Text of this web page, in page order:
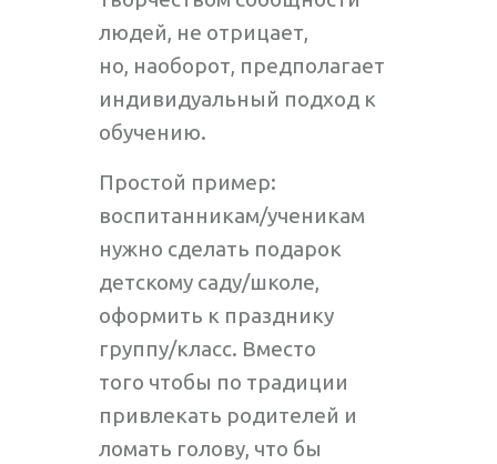
людей, не отрицает,
но, наоборот, предполагает
индивидуальный подход к
обучению.
Простой пример:
воспитанникам/ученикам
нужно сделать подарок
детскому саду/школе,
оформить к празднику
группу/класс. Вместо
того чтобы по традиции
привлекать родителей и
ломать голову, что бы